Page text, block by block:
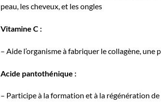
peau, les cheveux, et les ongles
Vitamine C :
– Aide l’organisme à fabriquer le collagène,
Acide pantothénique :
– Participe à la formation et à la régénération